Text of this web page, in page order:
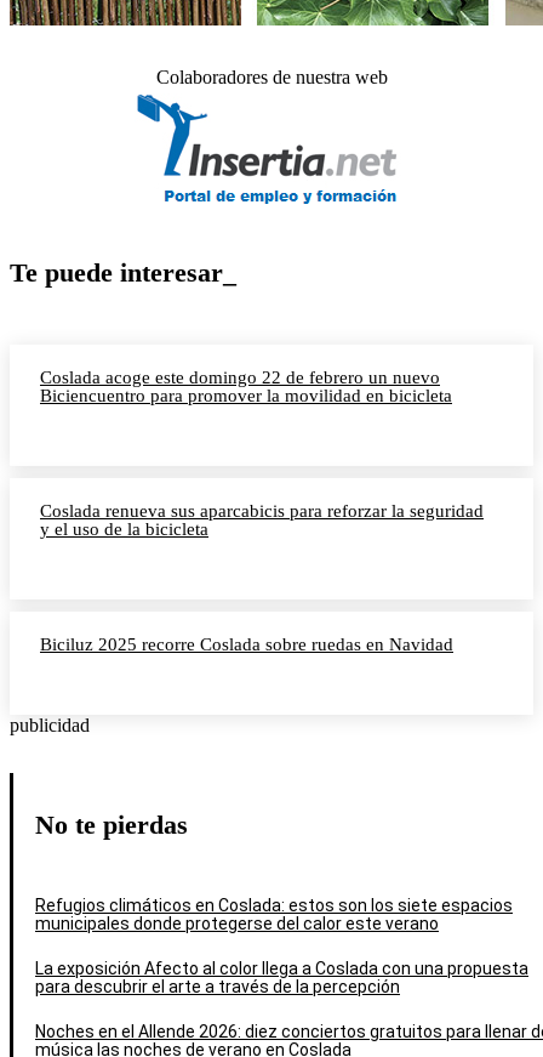
Colaboradores de nuestra web
Te puede interesar_
Coslada acoge este domingo 22 de febrero un nuevo
Biciencuentro para promover la movilidad en bicicleta
Coslada renueva sus aparcabicis para reforzar la seguridad
y el uso de la bicicleta
Biciluz 2025 recorre Coslada sobre ruedas en Navidad
publicidad
No te pierdas
Refugios climáticos en Coslada: estos son los siete espacios
municipales donde protegerse del calor este verano
La exposición Afecto al color llega a Coslada con una propuesta
para descubrir el arte a través de la percepción
Noches en el Allende 2026: diez conciertos gratuitos para llenar
música las noches de verano en Coslada